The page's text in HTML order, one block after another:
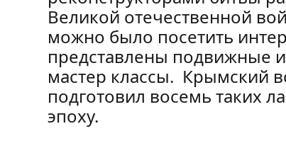
Великой отечественной
можно было посетить
представлены подвижные
мастер классы. Крымский
подготовил восемь таких
эпоху.